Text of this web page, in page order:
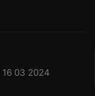
16 03 2024